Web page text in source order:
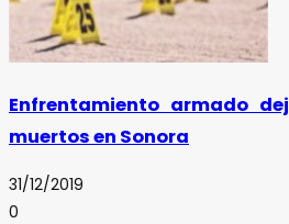
Enfrentamiento armado
muertos en Sonora
31/12/2019
0